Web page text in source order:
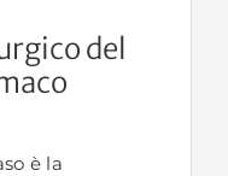
del
è la